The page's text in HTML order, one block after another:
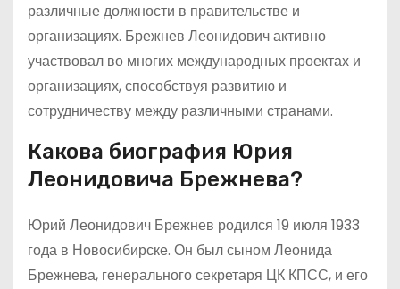
различные должности в правительстве и
организациях. Брежнев Леонидович активно
участвовал во многих международных проектах и
организациях, способствуя развитию и
сотрудничеству между различными странами.
Какова биография Юрия
Леонидовича Брежнева?
Юрий Леонидович Брежнев родился 19 июля 1933
года в Новосибирске. Он был сыном Леонида
Брежнева, генерального секретаря ЦК КПСС, и его